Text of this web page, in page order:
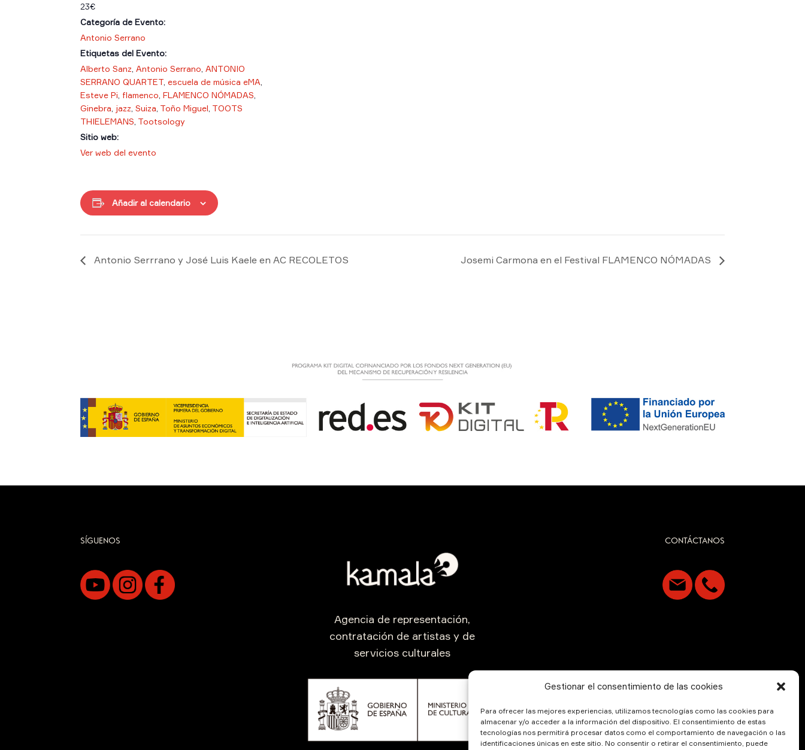
Gestionar el consentimiento de las cookies
Para ofrecer las mejores experiencias, utilizamos tecnologías como las cookies para
almacenar y/o acceder a la información del dispositivo. El consentimiento de estas
tecnologías nos permitirá procesar datos como el comportamiento de navegación o las
identificaciones únicas en este sitio. No consentir o retirar el consentimiento, puede
Añadir al calendario
23€
Categoría de Evento:
Antonio Serrano
Etiquetas del Evento:
Alberto Sanz ,Antonio Serrano ,ANTONIO
SERRANO QUARTET ,escuela de música eMA
Esteve Pi flamenco ,FLAMENCO NÓMADAS
Ginebra jazz ,Suiza Toño Miguel TOOTS
THIELEMANS Tootsology
Sitio web:
Ver web del evento
Antonio Serrrano y José Luis Kaele en AC RECOLETOS Josemi Carmona en el Festival FLAMENCO NÓMADAS
SÍGUENOS
Agencia de representación,
contratación de artistas y de
servicios culturales
CONTÁCTANOS